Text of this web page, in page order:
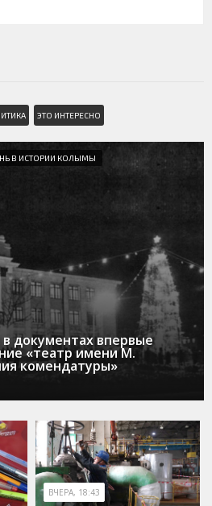
ЭТО ИНТЕРЕСНО
В ИСТОРИИ КОЛЫМЫ
в документах впервые
«театр имени М.
комендатуры»
ВЧЕРА, 18:43